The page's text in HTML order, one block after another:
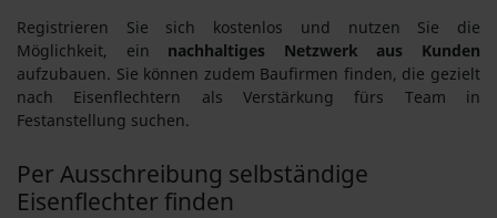
Registrieren Sie sich kostenlos und nutzen Sie die
Möglichkeit, ein nachhaltiges Netzwerk aus Kunden
aufzubauen. Sie können zudem Baufirmen finden, die gezielt
nach Eisenflechtern als Verstärkung fürs Team in
Festanstellung suchen.
Per Ausschreibung selbständige
Eisenflechter finden